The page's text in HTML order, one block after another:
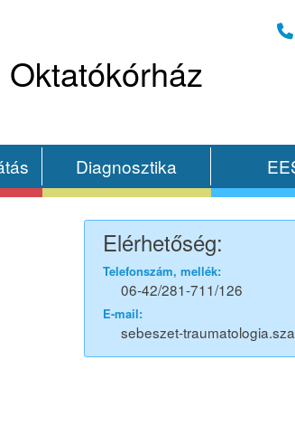
Diagnosztika
Elérhetőség:
Telefonszám, mellék:
06-42/281-711/126
E-mail:
sebeszet-